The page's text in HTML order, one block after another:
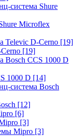
система Shure
Microflex
Televic D-Cerno [19]
[19]
Bosch CCS 1000 D
1000 D [14]
система Bosch
[12]
[6]
[3]
Mipro [3]